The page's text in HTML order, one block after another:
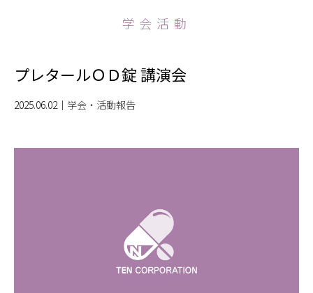
学会活動
プレタールＯＤ錠 講演会
2025.06.02 ｜ 学会・活動報告